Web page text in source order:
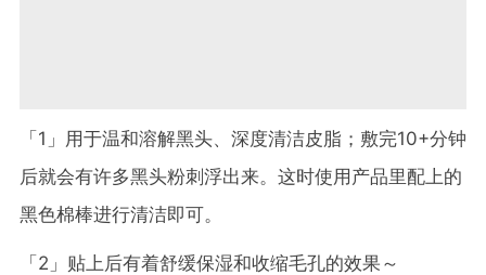
「1」用于温和溶解黑头、深度清洁皮脂；敷完10+分钟
后就会有许多黑头粉刺浮出来。这时使用产品里配上的
黑色棉棒进行清洁即可。
「2」贴上后有着舒缓保湿和收缩毛孔的效果～